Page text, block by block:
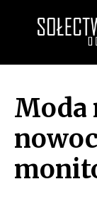
OPYPY.PL
Moda